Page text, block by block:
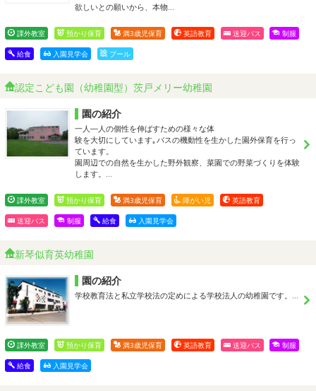
欲しいとの願いから、本物…
課外教室 預かり保育 満3歳児保育 英語教育 送迎バス 制服
給食 入園見学会 プール
認定こども園（幼稚園型）茨戸メリー幼稚園
園の紹介
一人―人の個性を伸ばすための様々な体
験を大切にしています｡バスの機動性を生かした園外保育を行っ
ています。
園周辺での自然を生かした野外観察、菜園での野菜づくりを体験
します。…
課外教室 預かり保育 満3歳児保育 障がい児 英語教育
送迎バス 制服 給食 入園見学会
新琴似育英幼稚園
園の紹介
学校教育法と私立学校法の定めによる学校法人の幼稚園です。…
課外教室 預かり保育 満3歳児保育 英語教育 送迎バス 制服
給食 入園見学会